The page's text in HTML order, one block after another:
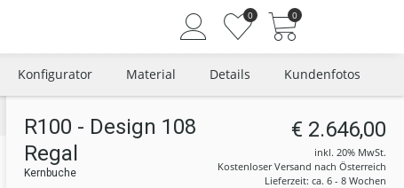
0 0
Konfigurator Material Details Kundenfotos
R100 - Design 108
Regal
Kernbuche
€ 2.646,00
inkl. 20% MwSt.
Kostenloser Versand nach Österreich
Lieferzeit: ca. 6 - 8 Wochen